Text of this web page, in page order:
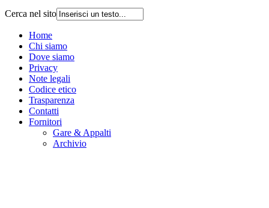
Cerca nel sito
Home
Chi siamo
Dove siamo
Privacy
Note legali
Codice etico
Trasparenza
Contatti
Fornitori
Gare & Appalti
Archivio